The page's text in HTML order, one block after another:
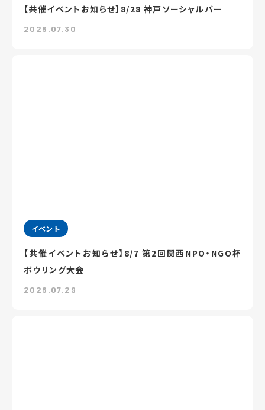
【共催イベントお知らせ】8/28 神戸ソーシャルバー
2026.07.30
イベント
【共催イベントお知らせ】8/7 第2回関西NPO・NGO杯
ボウリング大会
2026.07.29